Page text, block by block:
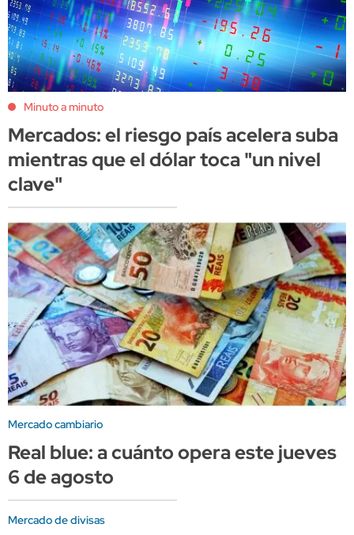
Minuto a minuto
Mercados: el riesgo país acelera suba
mientras que el dólar toca "un nivel
clave"
Mercado cambiario
Real blue: a cuánto opera este jueves
6 de agosto
Mercado de divisas